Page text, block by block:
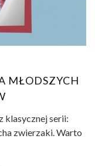
MŁODSZYCH
klasycznej serii:
zwierzaki. Warto